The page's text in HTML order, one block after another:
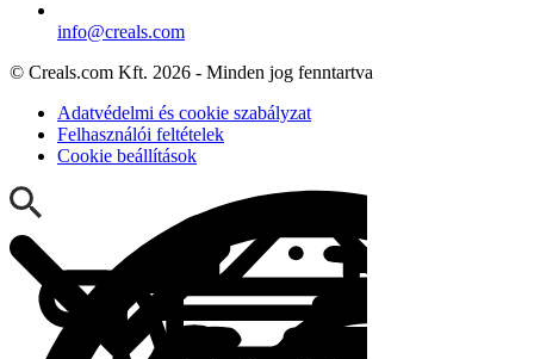
info@creals.com
© Creals.com Kft. 2026 - Minden jog fenntartva
Adatvédelmi és cookie szabályzat
Felhasználói feltételek
Cookie beállítások